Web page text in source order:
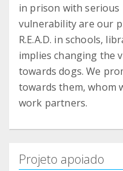
in prison with serious
vulnerability are our
R.E.A.D. in schools,
implies changing the
towards dogs. We
towards them, whom
work partners.
Projeto apoiado